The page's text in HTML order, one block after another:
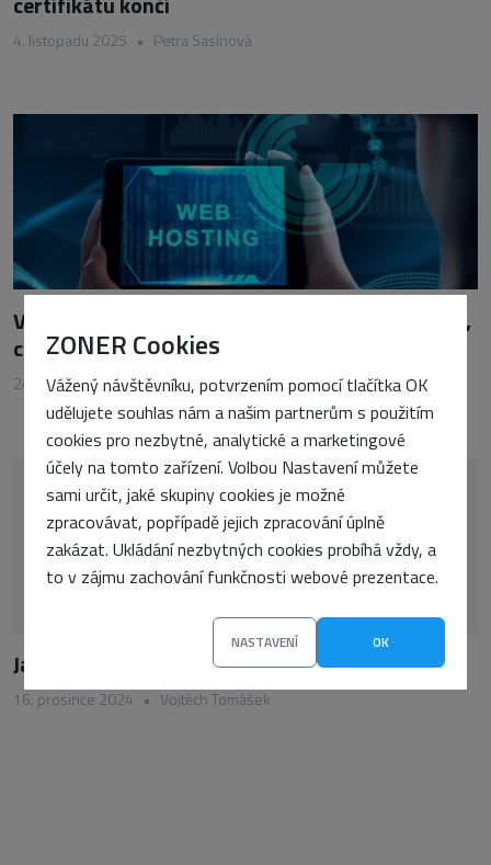
ZONER Cookies
Vážený návštěvníku, potvrzením pomocí tlačítka OK
udělujete souhlas nám a našim partnerům s použitím
cookies pro nezbytné, analytické a marketingové
účely na tomto zařízení. Volbou Nastavení můžete
sami určit, jaké skupiny cookies je možné
zpracovávat, popřípadě jejich zpracování úplně
zakázat. Ukládání nezbytných cookies probíhá vždy, a
to v zájmu zachování funkčnosti webové prezentace.
NASTAVENÍ OK
4. listopadu 2025 • Petra Sasínová
Výběr správného hostingu: Sdílený hosting, VPS,
cloud – co je pro vás nejlepší?
24. října 2025 • Petra Sasínová
Jak rozšířit úložiště Macu za pětinovou cenu?
16. prosince 2024 • Vojtěch Tomášek